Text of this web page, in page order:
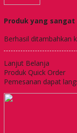
Produk yang
Berhasil ditambahkan
Lanjut Belanja
Produk Quick Order
Pemesanan dapat